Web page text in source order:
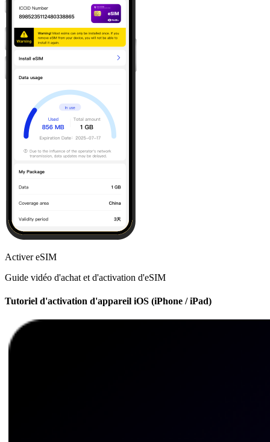
Activer eSIM
Guide vidéo d'achat et d'activation d'eSIM
Tutoriel d'activation d'appareil iOS (iPhone / iPad)